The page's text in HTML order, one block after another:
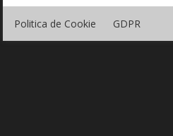
Politica de Cookie GDPR